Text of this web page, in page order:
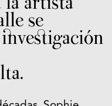
se